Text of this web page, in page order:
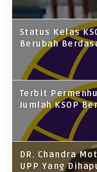
Status Kelas
Berubah
Terbit
Jumlah KSOP
DR. Chandra
UPP Yang